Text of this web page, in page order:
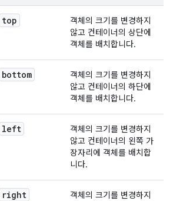
top
객체의 크기를 변경하지
않고 컨테이너의 상단에
객체를 배치합니다.
bottom
객체의 크기를 변경하지
않고 컨테이너의 하단에
객체를 배치합니다.
left
객체의 크기를 변경하지
않고 컨테이너의 왼쪽 가
장자리에 객체를 배치합
니다.
right
객체의 크기를 변경하지